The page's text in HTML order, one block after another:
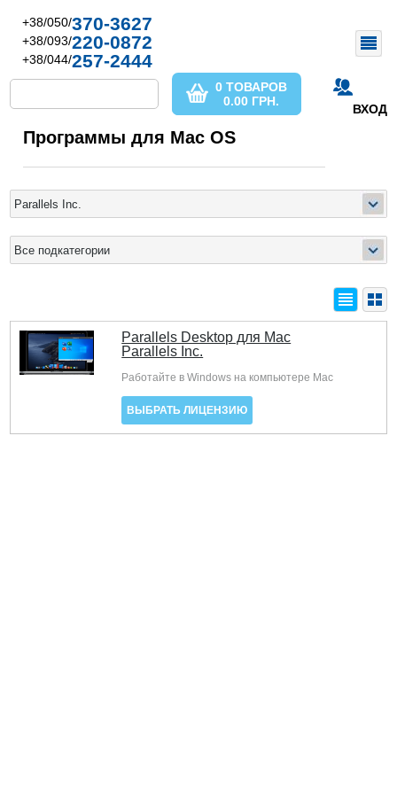
+38/050/370-3627
+38/093/220-0872
+38/044/257-2444
ВХОД
0 ТОВАРОВ
0.00 ГРН.
Программы для Mac OS
Parallels Desktop для Mac
Parallels Inc.
Работайте в Windows на компьютере Mac
ВЫБРАТЬ ЛИЦЕНЗИЮ